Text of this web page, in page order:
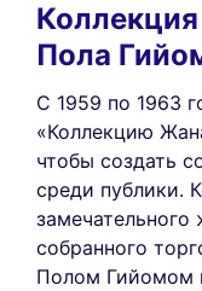
Пола
С 1959 по 1963
«Коллекцию
чтобы создать
среди публики.
замечательного
собранного
Полом Гийомом